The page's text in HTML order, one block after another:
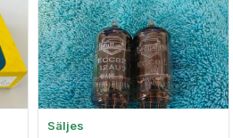
Säljes